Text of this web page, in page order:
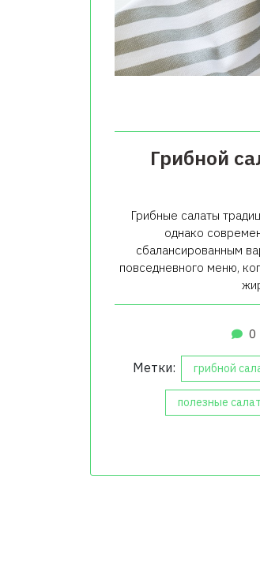
Грибной
Грибные салаты
однако
сбалансированным
повседневного меню,
0
Метки: грибной
полезные